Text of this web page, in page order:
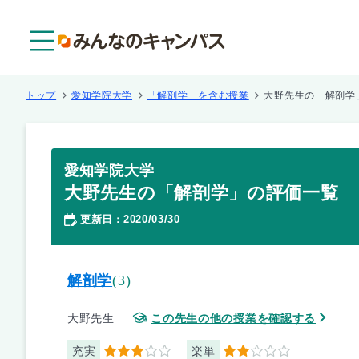
トップ 愛知学院大学 「解剖学」を含む授業 大野先生の「解剖学
愛知学院大学
大野先生の「解剖学」の評価一覧
更新日 ： 2020/03/30
解剖学(3)
大野先生 この先生の他の授業を確認する
充実 3 楽単 2